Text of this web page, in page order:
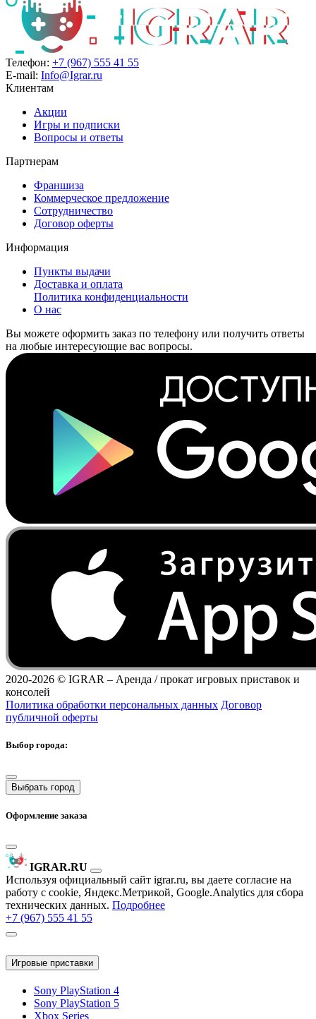
Телефон: +7 (967) 555 41 55
E-mail: Info@Igrar.ru
Клиентам
Акции
Игры и подписки
Вопросы и ответы
Партнерам
Франшиза
Коммерческое предложение
Сотрудничество
Договор оферты
Информация
Пункты выдачи
Доставка и оплата
Политика конфиденциальности
О нас
Вы можете оформить заказ по телефону или получить ответы
на любые интересующие вас вопросы.
2020-2026 © IGRAR – Аренда / прокат игровых приставок и
консолей
Политика обработки персональных данных Договор
публичной оферты
Выбор города:
Выбрать город
Оформление заказа
IGRAR.RU
Используя официальный сайт igrar.ru, вы даете согласие на
работу с cookie, Яндекс.Метрикой, Google.Analytics для сбора
технических данных. Подробнее
+7 (967) 555 41 55
Игровые приставки
Sony PlayStation 4
Sony PlayStation 5
Xbox Series